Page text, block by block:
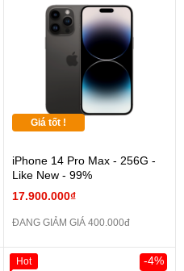
Giá tốt !
iPhone 14 Pro Max - 256G -
Like New - 99%
17.900.000₫
ĐANG GIẢM GIÁ 400.000đ
-4%
Hot